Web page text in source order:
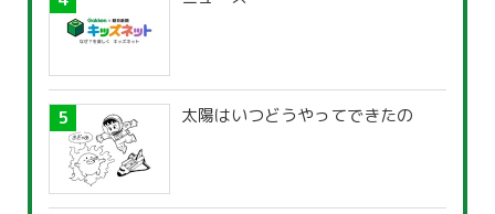
太陽はいつどうやってできたの